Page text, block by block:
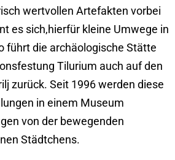
wertvollen Artefakten vorbei
es sich,hierfür kleine Umwege in
führt die archäologische Stätte
Tilurium auch auf den
zurück. Seit 1996 werden diese
in einem Museum
von der bewegenden
Städtchens.